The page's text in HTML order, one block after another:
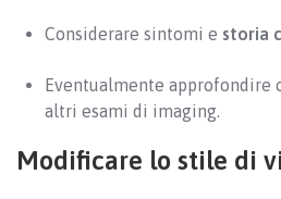
Considerare sintomi e storia
Eventualmente approfondire
altri esami di imaging.
Modificare lo stile di